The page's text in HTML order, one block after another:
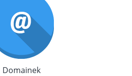
Domainek